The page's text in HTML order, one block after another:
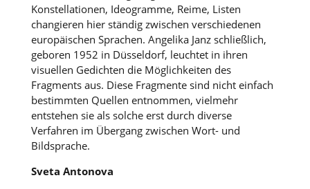
Konstellationen, Ideogramme, Reime, Listen
changieren hier ständig zwischen verschiedenen
europäischen Sprachen. Angelika Janz schließlich,
geboren 1952 in Düsseldorf, leuchtet in ihren
visuellen Gedichten die Möglichkeiten des
Fragments aus. Diese Fragmente sind nicht einfach
bestimmten Quellen entnommen, vielmehr
entstehen sie als solche erst durch diverse
Verfahren im Übergang zwischen Wort- und
Bildsprache.
Sveta Antonova